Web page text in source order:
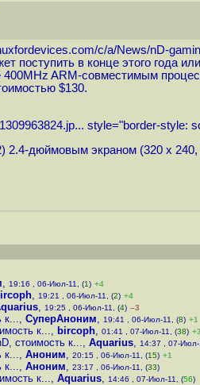
c/a/News/nD-
поступить в конце этого года
ARM-совместимым
$130.
style="border-style:
) 2.4-дюймовым экраном (320 x
, 19:16 , 06-Июл-11, (1) +4
, 19:21 , 06-Июл-11, (2) +4
, 19:25 , 06-Июл-11, (4) –3
к..., СуперАноним, 19:41 , 06-Июл-11, (8) +1
к..., bircoph, 01:41 , 07-Июл-11, (38) +3
стоимость к..., Aquarius, 14:37 , 07-Июл-
к..., Аноним, 20:15 , 06-Июл-11, (15) +1
к..., Аноним, 23:17 , 06-Июл-11, (33)
к..., Aquarius, 14:46 , 07-Июл-11, (56)